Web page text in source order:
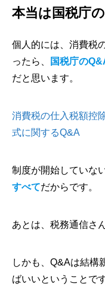
本当は国税庁
個人的には、消費税
ったら、
国税庁の
だと思います。
消費税の仕入税額控
式に関するQ&A
制度が開始していな
すべてだからです。
あとは、税務通信さ
しかも、Q&Aは結構
ばいいということです